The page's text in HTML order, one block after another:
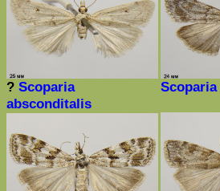
?Scoparia
absconditalis
Scoparia